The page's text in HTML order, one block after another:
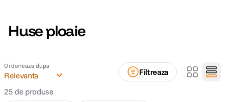
2. trepied
Huse ploaie
Ordoneaza dupa
Relevanta
Filtreaza
25de produse